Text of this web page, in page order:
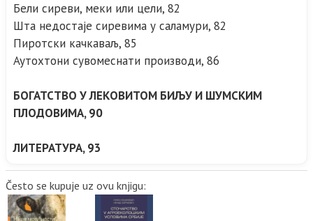
Бели сиреви, меки или цели, 82
Шта недостаје сиревима у саламури, 82
Пиротски качкаваљ, 85
Аутохтони сувомеснати производи, 86
БОГАТСТВО У ЛЕКОВИТОМ БИЉУ И ШУМСКИМ
ПЛОДОВИМА, 90
ЛИТЕРАТУРА, 93
Često se kupuje uz ovu knjigu: